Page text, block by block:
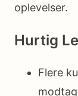
oplevelser.
Hurtig
Flere